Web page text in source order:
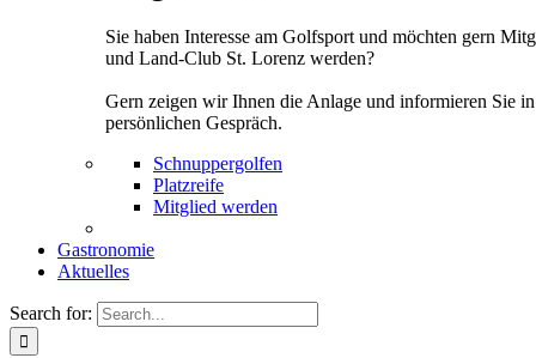
Sie haben Interesse am Golfsport und möchten gern
und Land-Club St. Lorenz werden?
Gern zeigen wir Ihnen die Anlage und informieren Sie
persönlichen Gespräch.
Schnuppergolfen
Platzreife
Mitglied werden
Gastronomie
Aktuelles
Search for: